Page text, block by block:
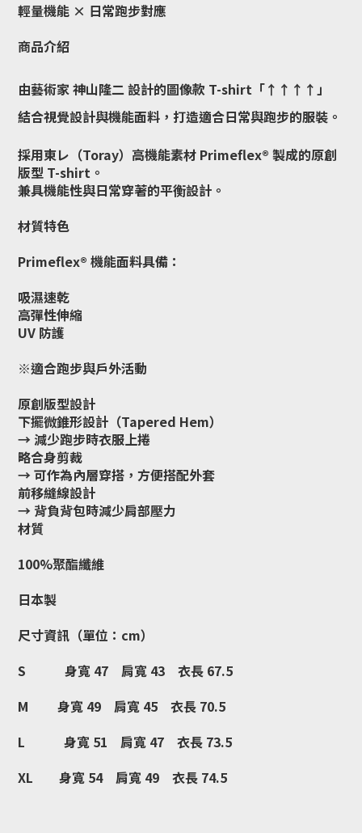
輕量機能 × 日常跑步對應
商品介紹
由藝術家 神山隆二 設計的圖像款 T-shirt「↑↑↑↑」
結合視覺設計與機能面料，打造適合日常與跑步的服裝。
採用東レ（Toray）高機能素材 Primeflex® 製成的原創
版型 T-shirt。
兼具機能性與日常穿著的平衡設計。
材質特色
Primeflex® 機能面料具備：
吸濕速乾
高彈性伸縮
UV 防護
※適合跑步與戶外活動
原創版型設計
下擺微錐形設計（Tapered Hem）
→ 減少跑步時衣服上捲
略合身剪裁
→ 可作為內層穿搭，方便搭配外套
前移縫線設計
→ 背負背包時減少肩部壓力
材質
100%聚酯纖維
日本製
尺寸資訊（單位：cm）
S 身寬 47 肩寬 43 衣長 67.5
M 身寬 49 肩寬 45 衣長 70.5
L 身寬 51 肩寬 47 衣長 73.5
XL 身寬 54 肩寬 49 衣長 74.5